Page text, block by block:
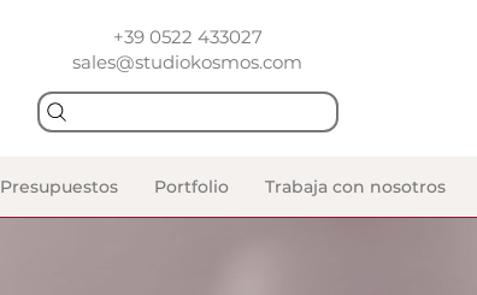
+39 0522 433027
sales@studiokosmos.com
Presupuestos Portfolio Trabaja con nosotros